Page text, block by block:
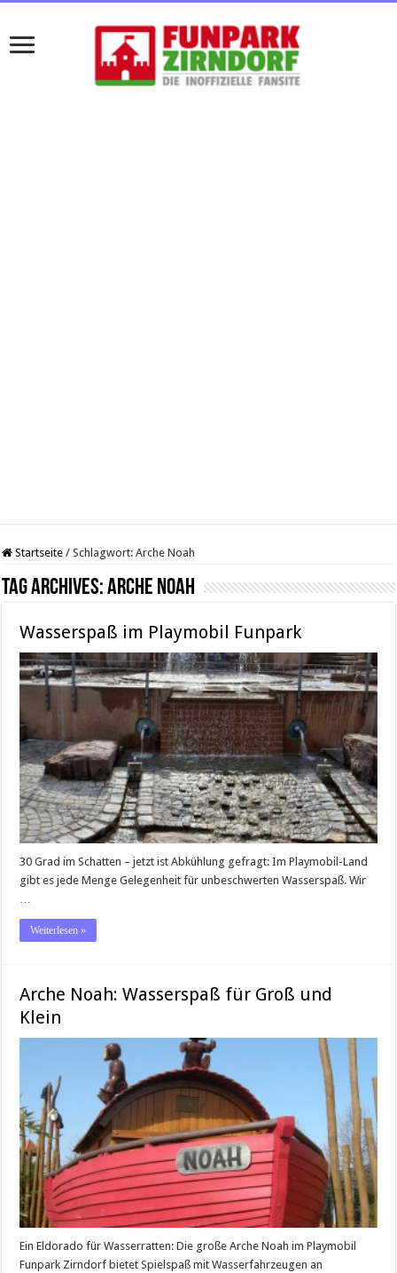
Startseite / Schlagwort:Arche Noah
Tag Archives:Arche Noah
Wasserspaß im Playmobil Funpark
30 Grad im Schatten – jetzt ist Abkühlung gefragt: Im Playmobil-Land
gibt es jede Menge Gelegenheit für unbeschwerten Wasserspaß. Wir
Weiterlesen »
Arche Noah: Wasserspaß für Groß und
Klein
Ein Eldorado für Wasserratten: Die große Arche Noah im Playmobil
Funpark Zirndorf bietet Spielspaß mit Wasserfahrzeugen an